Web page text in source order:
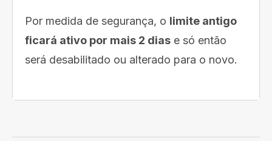
Por medida de segurança, o limite antigo
ficará ativo por mais 2 dias e só então
será desabilitado ou alterado para o novo.